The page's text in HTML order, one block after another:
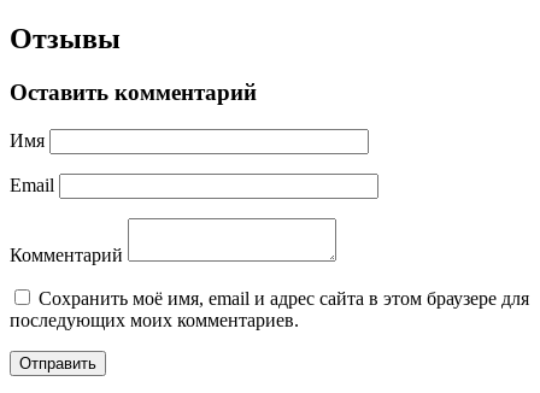
Отзывы
Оставить комментарий
Имя
Email
Комментарий
Сохранить моё имя, email и адрес сайта в этом браузере для
последующих моих комментариев.